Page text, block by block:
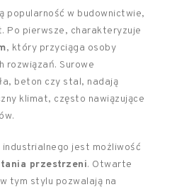
popularność w budownictwie,
Po pierwsze, charakteryzuje
, który przyciąga osoby
rozwiązań. Surowe
beton czy stal, nadają
klimat, często nawiązujące
jest możliwość
przestrzeni. Otwarte
tym stylu pozwalają na